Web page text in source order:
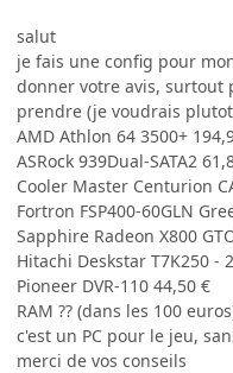
salut
je fais une config pour
donner votre avis, surtout
prendre (je voudrais
AMD Athlon 64 3500+
ASRock 939Dual-SATA2
Cooler Master Centurion
Fortron FSP400-60GLN
Sapphire Radeon X800
Hitachi Deskstar T7K250 -
Pioneer DVR-110 44,50 €
RAM ?? (dans les 100
c'est un PC pour le jeu,
merci de vos conseils